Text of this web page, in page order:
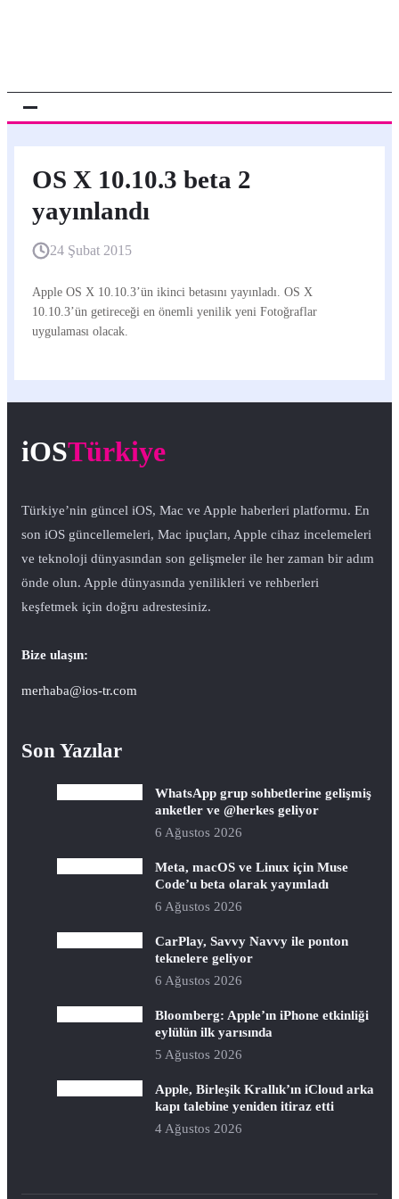
OS X 10.10.3 beta 2
yayınlandı
24 Şubat 2015
Apple OS X 10.10.3’ün ikinci betasını yayınladı. OS X
10.10.3’ün getireceği en önemli yenilik yeni Fotoğraflar
uygulaması olacak.
iOSTürkiye
Türkiye’nin güncel iOS, Mac ve Apple haberleri platformu. En
son iOS güncellemeleri, Mac ipuçları, Apple cihaz incelemeleri
ve teknoloji dünyasından son gelişmeler ile her zaman bir adım
önde olun. Apple dünyasında yenilikleri ve rehberleri
keşfetmek için doğru adrestesiniz.
Bize ulaşın:
merhaba@ios-tr.com
Son Yazılar
WhatsApp grup sohbetlerine gelişmiş
anketler ve @herkes geliyor
6 Ağustos 2026
Meta, macOS ve Linux için Muse
Code’u beta olarak yayımladı
6 Ağustos 2026
CarPlay, Savvy Navvy ile ponton
teknelere geliyor
6 Ağustos 2026
Bloomberg: Apple’ın iPhone etkinliği
eylülün ilk yarısında
5 Ağustos 2026
Apple, Birleşik Krallık’ın iCloud arka
kapı talebine yeniden itiraz etti
4 Ağustos 2026